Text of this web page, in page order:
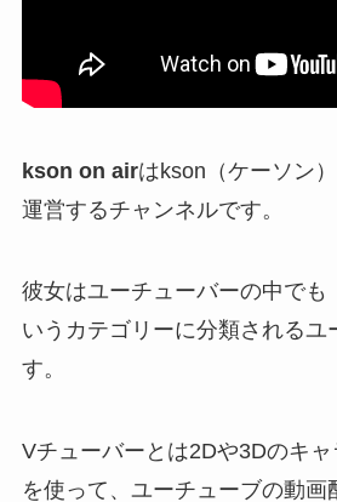
kson on airはkson（ケーソン
運営するチャンネルです。
彼女はユーチューバーの中でも
いうカテゴリーに分類されるユ
す。
Vチューバーとは2Dや3Dのキ
を使って、ユーチューブの動画